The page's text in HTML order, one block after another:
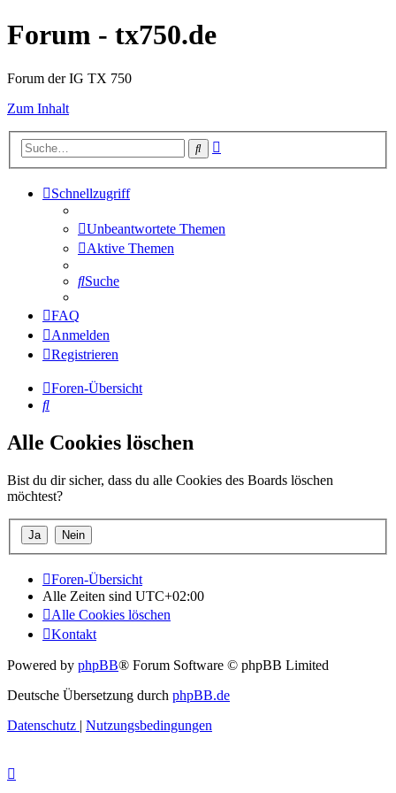
Forum - tx750.de
Forum der IG TX 750
Zum Inhalt
Suche
Schnellzugriff
Unbeantwortete Themen
Aktive Themen
Suche
FAQ
Anmelden
Registrieren
Foren-Übersicht
Suche
Alle Cookies löschen
Bist du dir sicher, dass du alle Cookies des Boards löschen
möchtest?
Foren-Übersicht
Alle Zeiten sind UTC+02:00
Alle Cookies löschen
Kontakt
Powered by phpBB® Forum Software © phpBB Limited
Deutsche Übersetzung durch phpBB.de
Datenschutz | Nutzungsbedingungen